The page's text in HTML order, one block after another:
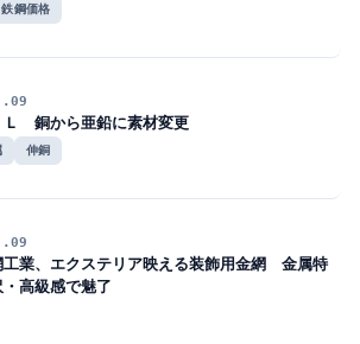
鉄鋼価格
Ｌ 銅から亜鉛に素材変更
伸銅
工業、エクステリア映える装飾用金網 金属特
高級感で魅了